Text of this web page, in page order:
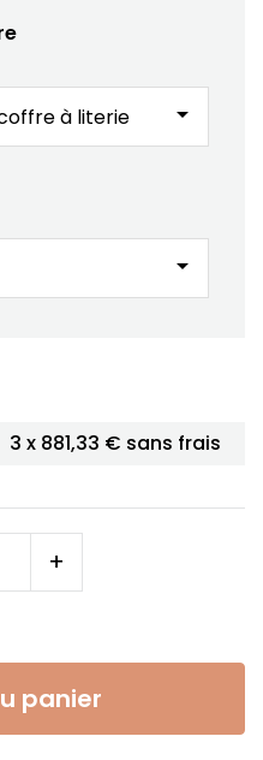
arrow_drop_down
arrow_drop_down
3 x 881,33 € sans frais
+
panier